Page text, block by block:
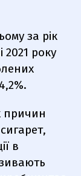
за рік
2021 року
причин
в